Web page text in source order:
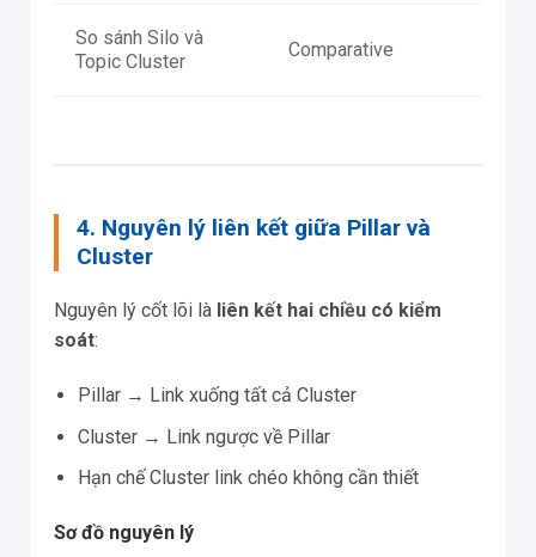
So sánh Silo và
Topic Cluster
Comparative
4. Nguyên lý liên kết giữa Pillar và
Cluster
Nguyên lý cốt lõi là liên kết hai chiều có kiểm
soát:
Pillar → Link xuống tất cả Cluster
Cluster → Link ngược về Pillar
Hạn chế Cluster link chéo không cần thiết
Sơ đồ nguyên lý